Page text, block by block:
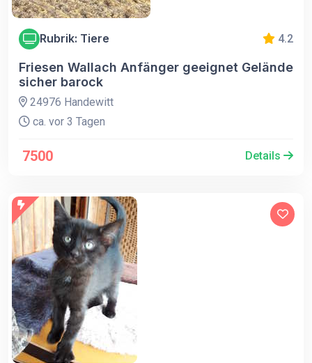
Rubrik: Tiere 4.2
Friesen Wallach Anfänger geeignet Gelände
sicher barock
24976 Handewitt
ca. vor 3 Tagen
7500 Details